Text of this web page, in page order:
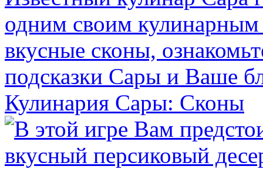
Кулинария Сары: Сконы